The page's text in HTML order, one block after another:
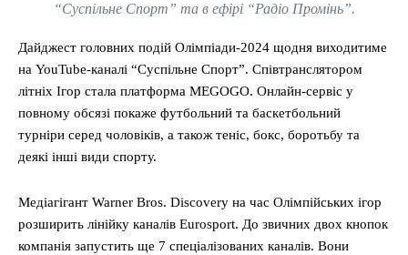
“Суспільне Спорт” та в ефірі “Радіо Промінь”.
Дайджест головних подій Олімпіади-2024 щодня виходитиме
на YouTube-каналі “Суспільне Спорт”. Співтранслятором
літніх Ігор стала платформа MEGOGO. Онлайн-сервіс у
повному обсязі покаже футбольний та баскетбольний
турніри серед чоловіків, а також теніс, бокс, боротьбу та
деякі інші види спорту.
Медіагігант Warner Bros. Discovery на час Олімпійських ігор
розширить лінійку каналів Eurosport. До звичних двох кнопок
компанія запустить ще 7 спеціалізованих каналів. Вони